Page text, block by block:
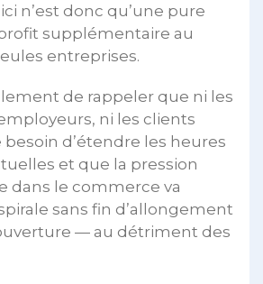
n’est donc qu’une pure
supplémentaire au
entreprises.
de rappeler que ni les
ni les clients
besoin d’étendre les heures
et que la pression
dans le commerce va
sans fin d’allongement
— au détriment des